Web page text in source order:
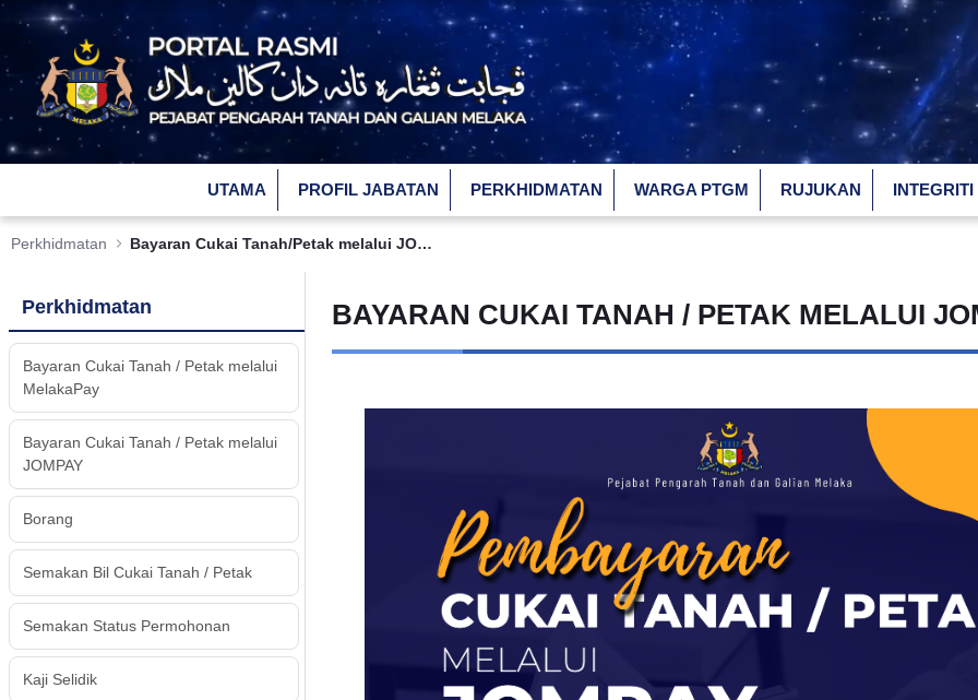
Skip to Main Content
UTAMA PROFIL JABATAN PERKHIDMATAN WARGA PTGM RUJUKAN INTEGRITI
Perkhidmatan Bayaran Cukai Tanah/Petak melalui JOMPAY
Perkhidmatan
Bayaran Cukai Tanah / Petak melalui
MelakaPay
Bayaran Cukai Tanah / Petak melalui
JOMPAY
Borang
Semakan Bil Cukai Tanah / Petak
Semakan Status Permohonan
Kaji Selidik
BAYARAN CUKAI TANAH / PETAK MELALUI